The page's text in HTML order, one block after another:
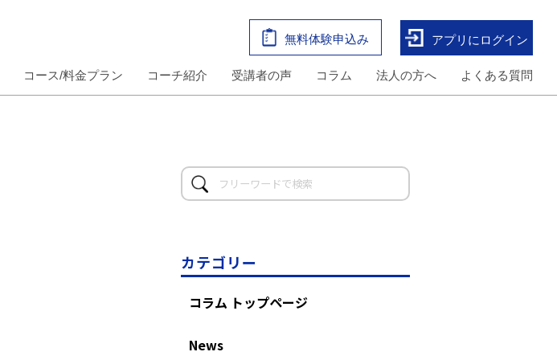
無料体験申込み アプリにログイン
コース/料金プラン コーチ紹介 受講者の声 コラム 法人の方へ よくある質問
カテゴリー
コラム トップページ
News